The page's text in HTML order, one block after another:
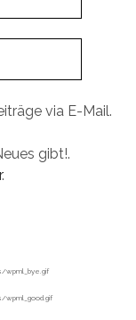
via E-Mail.
gibt!.
.